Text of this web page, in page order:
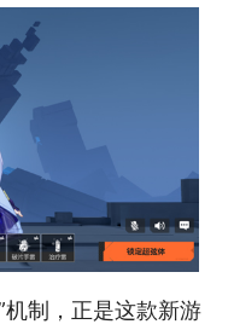
制，正是这款新游